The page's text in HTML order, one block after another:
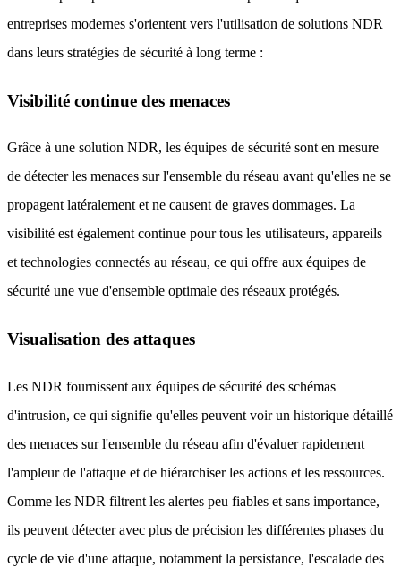
entreprises modernes s'orientent vers l'utilisation de solutions NDR
dans leurs stratégies de sécurité à long terme :
Visibilité continue des menaces
Grâce à une solution NDR, les équipes de sécurité sont en mesure
de détecter les menaces sur l'ensemble du réseau avant qu'elles ne se
propagent latéralement et ne causent de graves dommages. La
visibilité est également continue pour tous les utilisateurs, appareils
et technologies connectés au réseau, ce qui offre aux équipes de
sécurité une vue d'ensemble optimale des réseaux protégés.
Visualisation des attaques
Les NDR fournissent aux équipes de sécurité des schémas
d'intrusion, ce qui signifie qu'elles peuvent voir un historique détaillé
des menaces sur l'ensemble du réseau afin d'évaluer rapidement
l'ampleur de l'attaque et de hiérarchiser les actions et les ressources.
Comme les NDR filtrent les alertes peu fiables et sans importance,
ils peuvent détecter avec plus de précision les différentes phases du
cycle de vie d'une attaque, notamment la persistance, l'escalade des